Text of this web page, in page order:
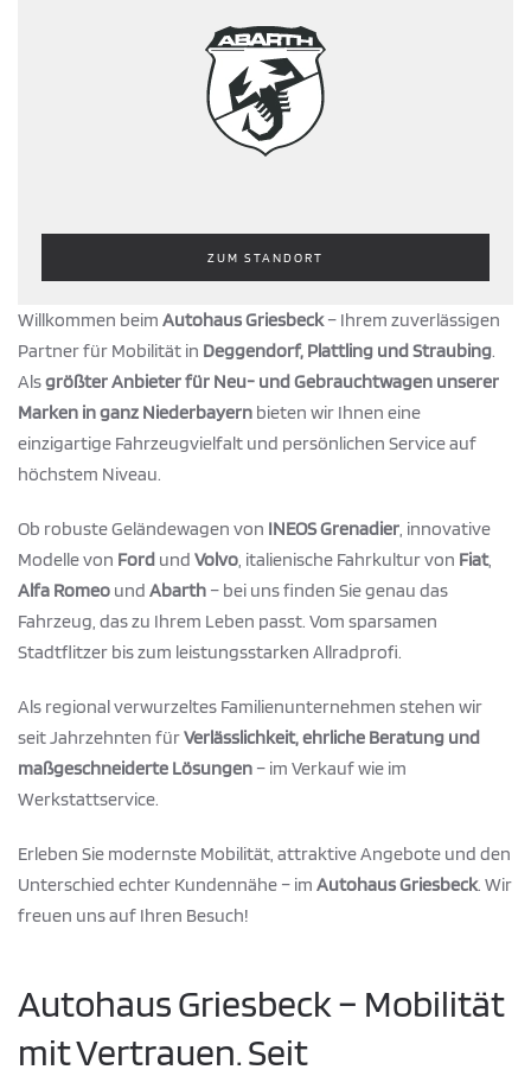
ZUM STANDORT
Willkommen beim Autohaus Griesbeck– Ihrem zuverlässigen
Partner für Mobilität in Deggendorf, Plattling und Straubing.
Alsgrößter Anbieter für Neu- und Gebrauchtwagen unserer
Marken in ganz Niederbayern bieten wir Ihnen eine
einzigartige Fahrzeugvielfalt und persönlichen Service auf
höchstem Niveau.
Ob robuste Geländewagen von INEOS Grenadier, innovative
Modelle von Ford und Volvo, italienische Fahrkultur von Fiat,
Alfa Romeo und Abarth – bei uns finden Sie genau das
Fahrzeug, das zu Ihrem Leben passt. Vom sparsamen
Stadtflitzer bis zum leistungsstarken Allradprofi.
Als regional verwurzeltes Familienunternehmen stehen wir
seit Jahrzehnten fürVerlässlichkeit, ehrliche Beratung und
maßgeschneiderte Lösungen – im Verkauf wie im
Werkstattservice.
Erleben Sie modernste Mobilität, attraktive Angebote und den
Unterschied echter Kundennähe – im Autohaus Griesbeck. Wir
freuen uns auf Ihren Besuch!
Autohaus Griesbeck – Mobilität
mit Vertrauen. Seit